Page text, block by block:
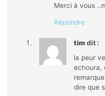
Merci à vous
Répondre
tim dit :
la peur
echoura,
dire que